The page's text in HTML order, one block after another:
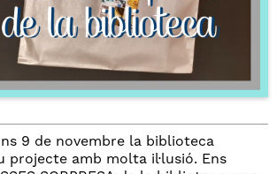
9 de novembre la biblioteca
projecte amb molta il·lusió. Ens